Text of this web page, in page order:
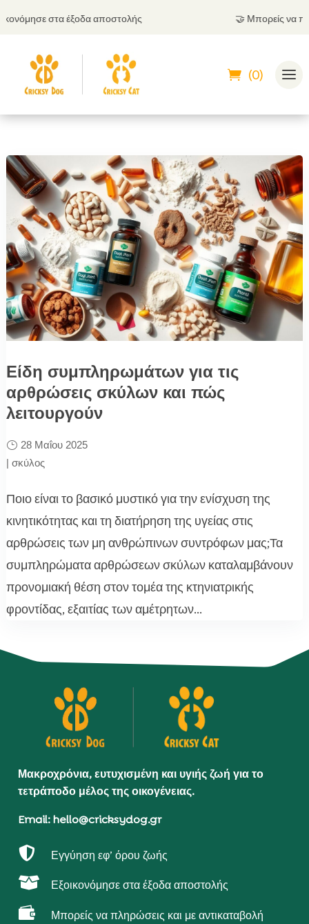
στα έξοδα αποστολής Μπορείς να
(0)
Είδη συμπληρωμάτων για τις
αρθρώσεις σκύλων και πώς
λειτουργούν
28 Μαΐου 2025
| σκύλος
Ποιο είναι το βασικό μυστικό για την ενίσχυση της
κινητικότητας και τη διατήρηση της υγείας στις
αρθρώσεις των μη ανθρώπινων συντρόφων μας;Τα
συμπληρώματα αρθρώσεων σκύλων καταλαμβάνουν
προνομιακή θέση στον τομέα της κτηνιατρικής
φροντίδας, εξαιτίας των αμέτρητων...
Μακροχρόνια, ευτυχισμένη και υγιής ζωή για το
τετράποδο μέλος της οικογένειας.
Email: hello@cricksydog.gr
 Εγγύηση εφ’ όρου ζωής
 Εξοικονόμησε στα έξοδα αποστολής
 Μπορείς να πληρώσεις και με αντικαταβολή